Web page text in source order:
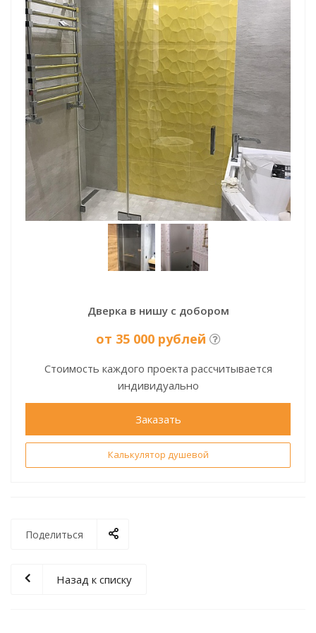
Дверка в нишу с добором
от 35 000 рублей
Стоимость каждого проекта рассчитывается
индивидуально
Заказать
Калькулятор душевой
Поделиться
Назад к списку